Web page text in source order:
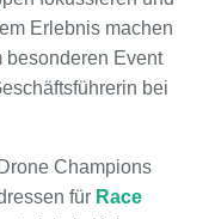
Erlebnis machen
besonderen Event
bei
Champions
für Race